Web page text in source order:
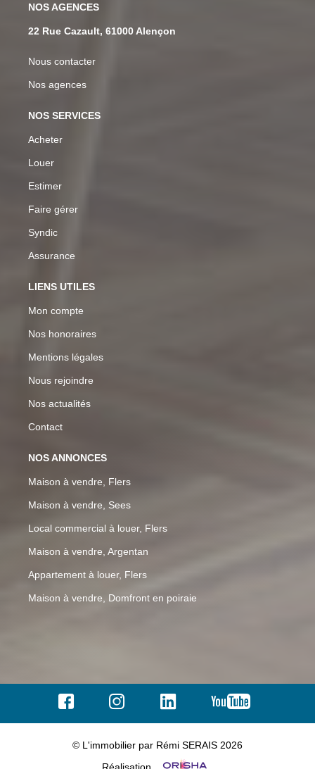
NOS AGENCES
22 Rue Cazault, 61000 Alençon
Nous contacter
Nos agences
NOS SERVICES
Acheter
Louer
Estimer
Faire gérer
Syndic
Assurance
LIENS UTILES
Mon compte
Nos honoraires
Mentions légales
Nous rejoindre
Nos actualités
Contact
NOS ANNONCES
Maison à vendre, Flers
Maison à vendre, Sees
Local commercial à louer, Flers
Maison à vendre, Argentan
Appartement à louer, Flers
Maison à vendre, Domfront en poiraie
© L'immobilier par Rémi SERAIS 2026
Réalisation